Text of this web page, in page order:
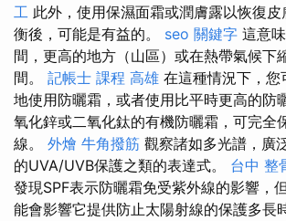
工 此外，使用保濕面霜或潤膚露以恢復
衡後，可能是有益的。 seo 關鍵字 這意
間，更高的地方（山區）或在熱帶氣候下
間。 記帳士 課程 高雄 在這種情況下，您
地使用防曬霜，或者使用比平時更高的防
氧化鋅或二氧化鈦的有機防曬霜，可完全
線。 外燴 牛角撥筋 觀察諸如多光譜，廣
的UVA/UVB保護之類的表達式。 台中 整
發現SPF表示防曬霜免受紫外線的影響，
能會影響它提供防止太陽射線的保護多長